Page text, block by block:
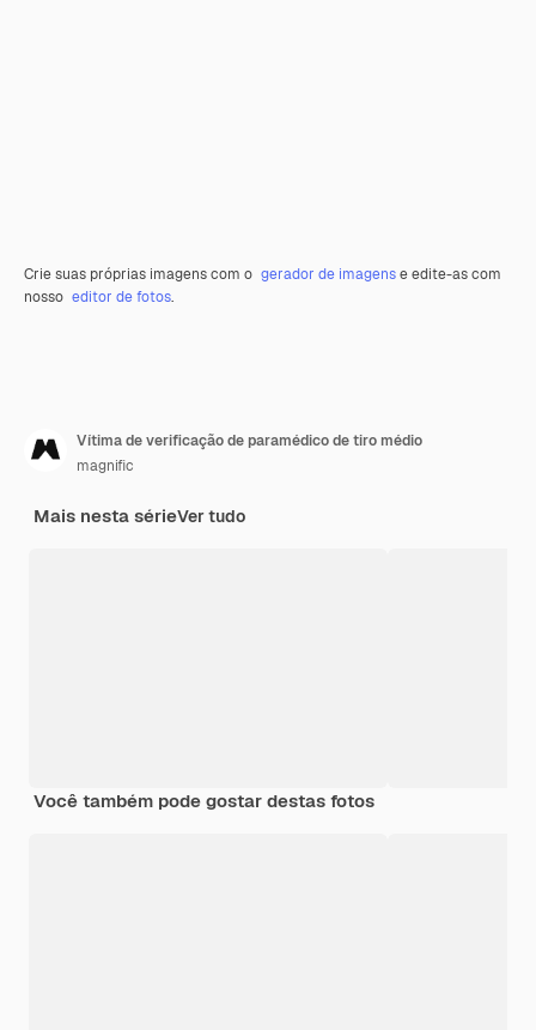
Crie suas próprias imagens com o gerador de imagense edite-as com
nosso editor de fotos.
Vítima de verificação de paramédico de tiro médio
magnific
Mais nesta sérieVer tudo
Você também pode gostar destas fotos